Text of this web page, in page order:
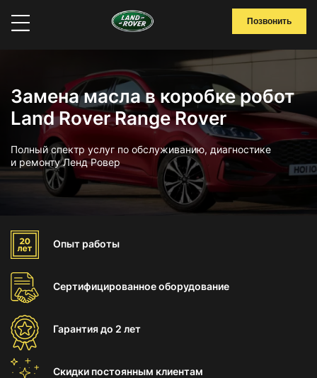
Позвонить
Замена масла в коробке робот
Land Rover Range Rover
Полный спектр услуг по обслуживанию, диагностике
и ремонту Ленд Ровер
Опыт работы
Сертифицированноеоборудование
Гарантиядо 2 лет
Скидки постоянным клиентам